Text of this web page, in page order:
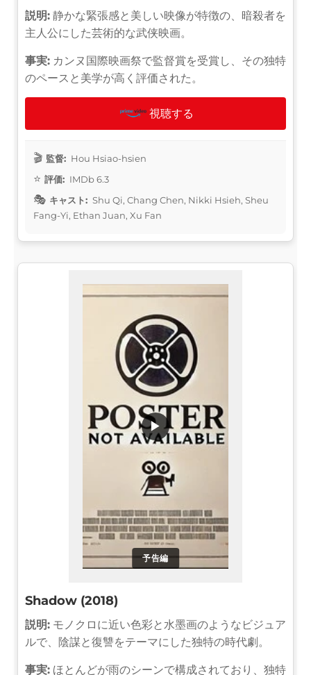
説明: 静かな緊張感と美しい映像が特徴の、暗殺者を
主人公にした芸術的な武侠映画。
事実: カンヌ国際映画祭で監督賞を受賞し、その独特
のペースと美学が高く評価された。
視聴する
監督: Hou Hsiao-hsien
評価: IMDb 6.3
キャスト: Shu Qi, Chang Chen, Nikki Hsieh, Sheu
Fang-Yi, Ethan Juan, Xu Fan
予告編
▶
Shadow (2018)
説明: モノクロに近い色彩と水墨画のようなビジュア
ルで、陰謀と復讐をテーマにした独特の時代劇。
事実: ほとんどが雨のシーンで構成されており、独特